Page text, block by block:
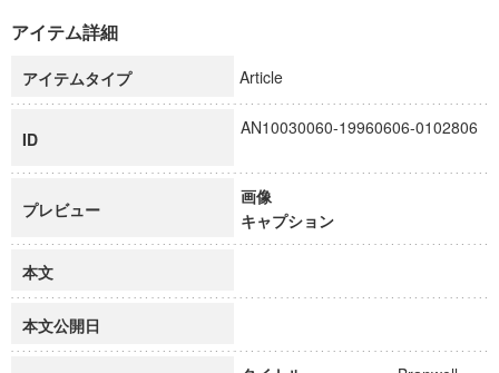
科学研究費補助金研究成果報告書
慶應義塾大学グローバルCOEプログラム市民社会ガバナンス
慶應義塾大学グローバルCOEプログラム論理と感性の先端的
博士課程教育リーディングプログラム「超成熟社会発展のサ
アイテム詳細
アイテムタイプ Article
ID
AN10030060-19960606-0102806
プレビュー
画像
キャプション
本文
本文公開日